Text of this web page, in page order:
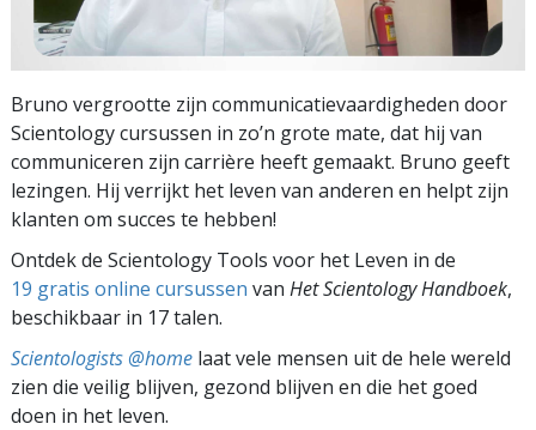
Bruno vergrootte zijn communicatie­vaardigheden door
Scientology cursussen in zo’n grote mate, dat hij van
communiceren zijn carrière heeft gemaakt. Bruno geeft
lezingen. Hij verrijkt het leven van anderen en helpt zijn
klanten om succes te hebben!
Ontdek de Scientology Tools voor het Leven in de
19 gratis online cursussen van Het Scientology Handboek,
beschikbaar in 17 talen.
Scientologists @home laat vele mensen uit de hele wereld
zien die veilig blijven, gezond blijven en die het goed
doen in het leven.